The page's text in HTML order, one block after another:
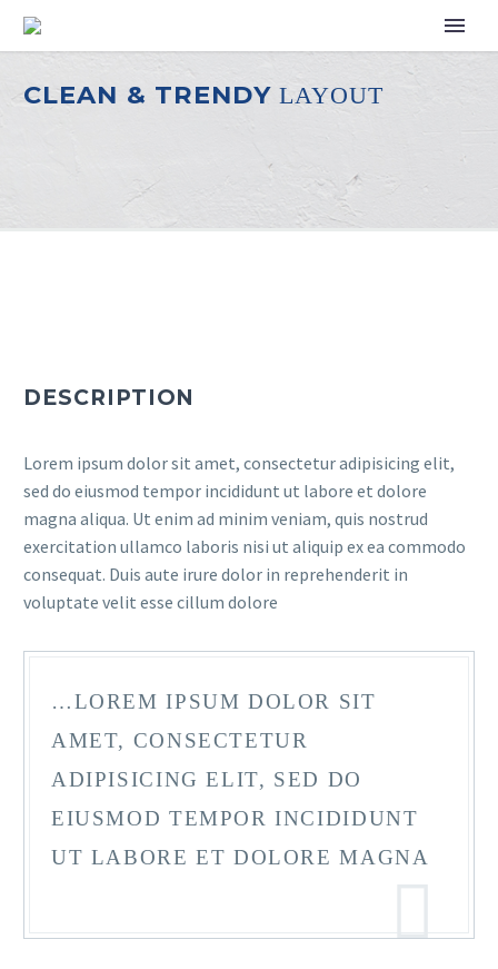
CLEAN & TRENDY LAYOUT
DESCRIPTION
Lorem ipsum dolor sit amet, consectetur adipisicing elit,
sed do eiusmod tempor incididunt ut labore et dolore
magna aliqua. Ut enim ad minim veniam, quis nostrud
exercitation ullamco laboris nisi ut aliquip ex ea commodo
consequat. Duis aute irure dolor in reprehenderit in
voluptate velit esse cillum dolore
…LOREM IPSUM DOLOR SIT
AMET, CONSECTETUR
ADIPISICING ELIT, SED DO
EIUSMOD TEMPOR INCIDIDUNT
UT LABORE ET DOLORE MAGNA